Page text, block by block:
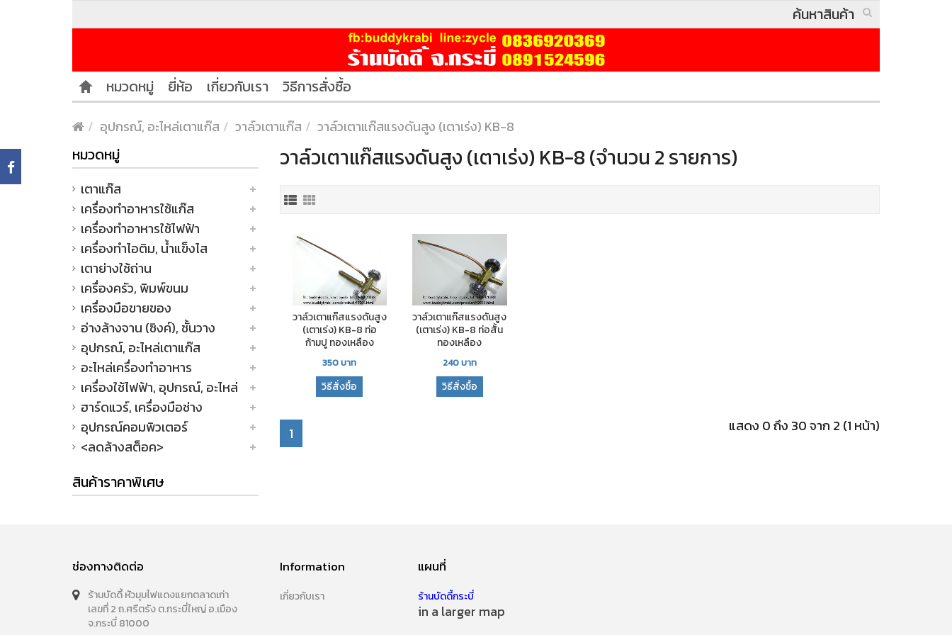
หมวดหมู่ ยี่ห้อ เกี่ยวกับเรา วิธีการสั่งซื้อ
อุปกรณ์, อะไหล่เตาแก๊ส วาล์วเตาแก๊ส วาล์วเตาแก๊สแรงดันสูง (เตาเร่ง) KB-8
หมวดหมู่
เตาแก๊ส
เครื่องทำอาหารใช้แก๊ส
เครื่องทำอาหารใช้ไฟฟ้า
เครื่องทำไอติม, น้ำแข็งไส
เตาย่างใช้ถ่าน
เครื่องครัว, พิมพ์ขนม
เครื่องมือขายของ
อ่างล้างจาน (ซิงค์), ชั้นวาง
อุปกรณ์, อะไหล่เตาแก๊ส
อะไหล่เครื่องทำอาหาร
เครื่องใช้ไฟฟ้า, อุปกรณ์, อะไหล่
ฮาร์ดแวร์, เครื่องมือช่าง
อุปกรณ์คอมพิวเตอร์
<ลดล้างสต็อค>
สินค้าราคาพิเศษ
วาล์วเตาแก๊สแรงดันสูง (เตาเร่ง) KB-8 (จำนวน 2 รายการ)
วาล์วเตาแก๊สแรงดันสูง
(เตาเร่ง) KB-8 ท่อ
ก้ามปู ทองเหลือง
350บาท
วิธีสั่งซื้อ
วาล์วเตาแก๊สแรงดันสูง
(เตาเร่ง) KB-8 ท่อสั้น
ทองเหลือง
240บาท
วิธีสั่งซื้อ
1 แสดง 0 ถึง 30 จาก 2 (1 หน้า)
ช่องทางติดต่อ
ร้านบัดดี้ หัวมุมไฟแดงแยกตลาดเก่า
เลขที่ 2 ถ.ศรีตรัง ต.กระบี่ใหญ่ อ.เมือง
จ.กระบี่ 81000
Information
เกี่ยวกับเรา
แผนที่
ร้านบัดดี้กระบี่
in a larger map